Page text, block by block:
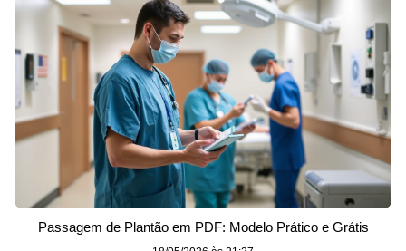
Passagem de Plantão em PDF: Modelo Prático e Grátis